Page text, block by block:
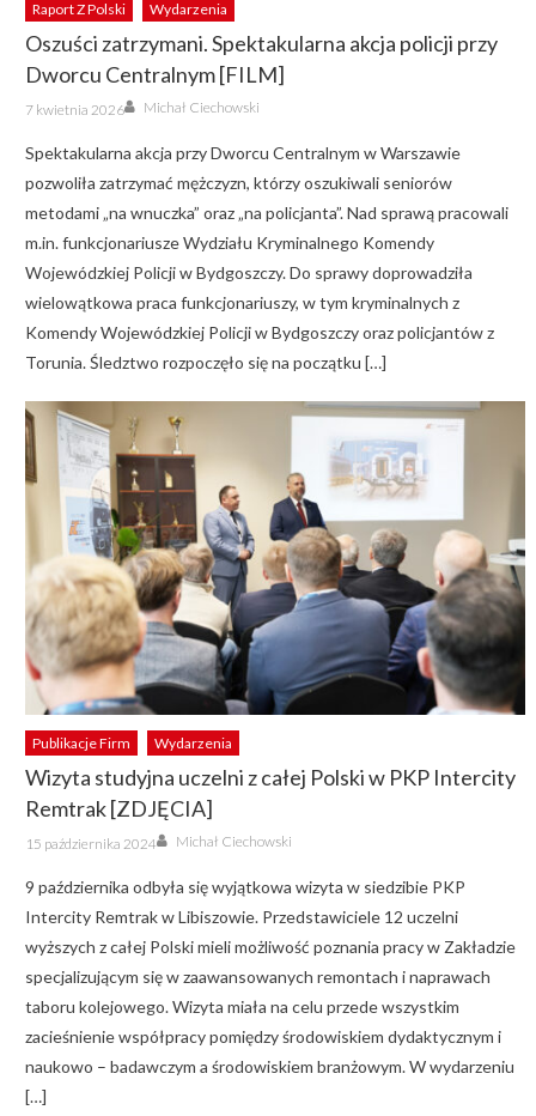
Raport Z Polski Wydarzenia
Oszuści zatrzymani. Spektakularna akcja policji przy
Dworcu Centralnym [FILM]
Posted
on
7 kwietnia 2026 Author
Michał Ciechowski
Spektakularna akcja przy Dworcu Centralnym w Warszawie
pozwoliła zatrzymać mężczyzn, którzy oszukiwali seniorów
metodami „na wnuczka” oraz „na policjanta”. Nad sprawą pracowali
m.in. funkcjonariusze Wydziału Kryminalnego Komendy
Wojewódzkiej Policji w Bydgoszczy. Do sprawy doprowadziła
wielowątkowa praca funkcjonariuszy, w tym kryminalnych z
Komendy Wojewódzkiej Policji w Bydgoszczy oraz policjantów z
Torunia. Śledztwo rozpoczęło się na początku […]
Publikacje Firm Wydarzenia
Wizyta studyjna uczelni z całej Polski w PKP Intercity
Remtrak [ZDJĘCIA]
Posted
on
15 października 2024 Author
Michał Ciechowski
9 października odbyła się wyjątkowa wizyta w siedzibie PKP
Intercity Remtrak w Libiszowie. Przedstawiciele 12 uczelni
wyższych z całej Polski mieli możliwość poznania pracy w Zakładzie
specjalizującym się w zaawansowanych remontach i naprawach
taboru kolejowego. Wizyta miała na celu przede wszystkim
zacieśnienie współpracy pomiędzy środowiskiem dydaktycznym i
naukowo – badawczym a środowiskiem branżowym. W wydarzeniu
[…]